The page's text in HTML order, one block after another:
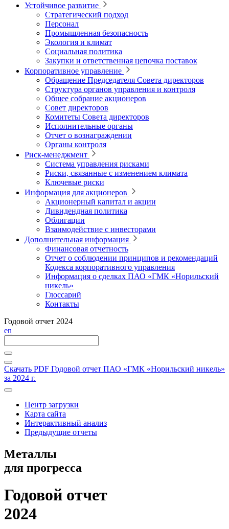
Устойчивое развитие
Стратегический подход
Персонал
Промышленная безопасность
Экология и климат
Социальная политика
Закупки и ответственная цепочка поставок
Корпоративное управление
Обращение Председателя Совета директоров
Структура органов управления и контроля
Общее собрание акционеров
Совет директоров
Комитеты Совета директоров
Исполнительные органы
Отчет о вознаграждении
Органы контроля
Риск-менеджмент
Система управления рисками
Риски, связанные с изменением климата
Ключевые риски
Информация для акционеров
Акционерный капитал и акции
Дивидендная политика
Облигации
Взаимодействие с инвесторами
Дополнительная информация
Финансовая отчетность
Отчет о соблюдении принципов и рекомендаций
Кодекса корпоративного управления
Информация о сделках ПАО «ГМК «Норильский
никель»
Глоссарий
Контакты
Годовой отчет 2024
en
Скачать PDF Годовой отчет ПАО «ГМК «Норильский никель»
за 2024 г.
Центр загрузки
Карта сайта
Интерактивный анализ
Предыдущие отчеты
Металлы
для прогресса
Годовой отчет
2024